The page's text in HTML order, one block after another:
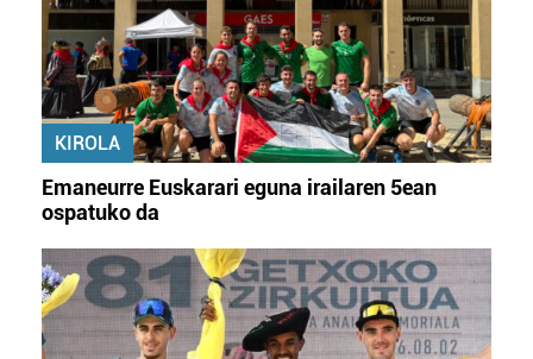
KIROLA
Emaneurre Euskarari eguna irailaren 5ean
ospatuko da